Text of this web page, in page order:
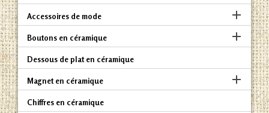
Accessoires de mode 
Boutons en céramique 
Dessous de plat en céramique
Magnet en céramique 
Chiffres en céramique